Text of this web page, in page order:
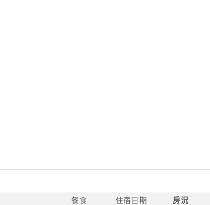
餐食 住宿日期 房況